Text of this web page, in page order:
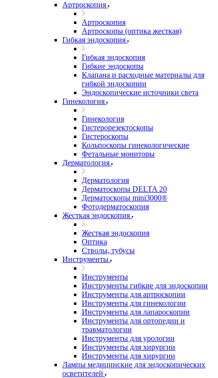
Артроскопия
Артроскопия
Артроскопы (оптика жесткая)
Гибкая эндоскопия
Гибкая эндоскопия
Гибкие эндоскопы
Клапана и расходные материалы для
гибкой эндоскопии
Эндоскопические источники света
Гинекология
Гинекология
Гистерорезектоскопы
Гистероскопы
Кольпоскопы гинекологические
Фетальные мониторы
Дерматология
Дерматология
Дерматоскопы DELTA 20
Дерматоскопы mini3000®
Фотодерматоскопия
Жесткая эндоскопия
Жесткая эндоскопия
Оптика
Стволы, тубусы
Инструменты
Инструменты
Инструменты гибкие для эндоскопии
Инструменты для артроскопии
Инструменты для гинекологии
Инструменты для лапароскопии
Инструменты для ортопедии и
травматологии
Инструменты для урологии
Инструменты для хирургии
Инструменты для хирургии
Лампы медицинские для эндоскопических
осветителей